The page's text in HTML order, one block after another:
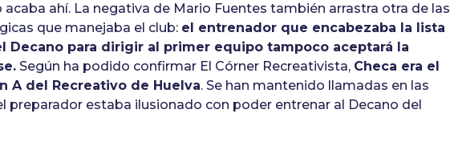
ahí. La negativa de Mario Fuentes también arrastra otra de las
que manejaba el club: el entrenador que encabezaba la lista
Decano para dirigir al primer equipo tampoco aceptará la
Según ha podido confirmar El Córner Recreativista, Checa era el
A del Recreativo de Huelva. Se han mantenido llamadas en las
preparador estaba ilusionado con poder entrenar al Decano del